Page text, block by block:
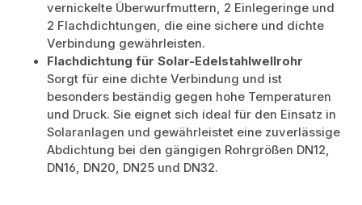
vernickelte Überwurfmuttern, 2 Einlegeringe und
2 Flachdichtungen, die eine sichere und dichte
Verbindung gewährleisten.
Flachdichtung für Solar-Edelstahlwellrohr
Sorgt für eine dichte Verbindung und ist
besonders beständig gegen hohe Temperaturen
und Druck. Sie eignet sich ideal für den Einsatz in
Solaranlagen und gewährleistet eine zuverlässige
Abdichtung bei den gängigen Rohrgrößen DN12,
DN16, DN20, DN25 und DN32.